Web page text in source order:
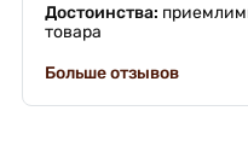
Достоинства:
товара
Больше отзывов